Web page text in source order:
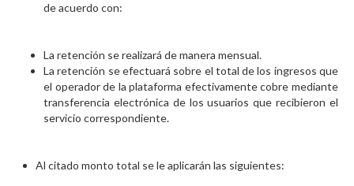
de acuerdo con:
La retención se realizará de manera mensual.
La retención se efectuará sobre el total de los ingresos que
el operador de la plataforma efectivamente cobre mediante
transferencia electrónica de los usuarios que recibieron el
servicio correspondiente.
Al citado monto total se le aplicarán las siguientes: